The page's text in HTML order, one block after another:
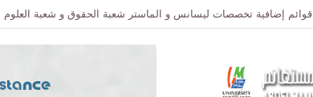
تخصصات ليسانس شعبة الحقوق و شعبة العلوم السياسية لموسم الجامعي 2027/